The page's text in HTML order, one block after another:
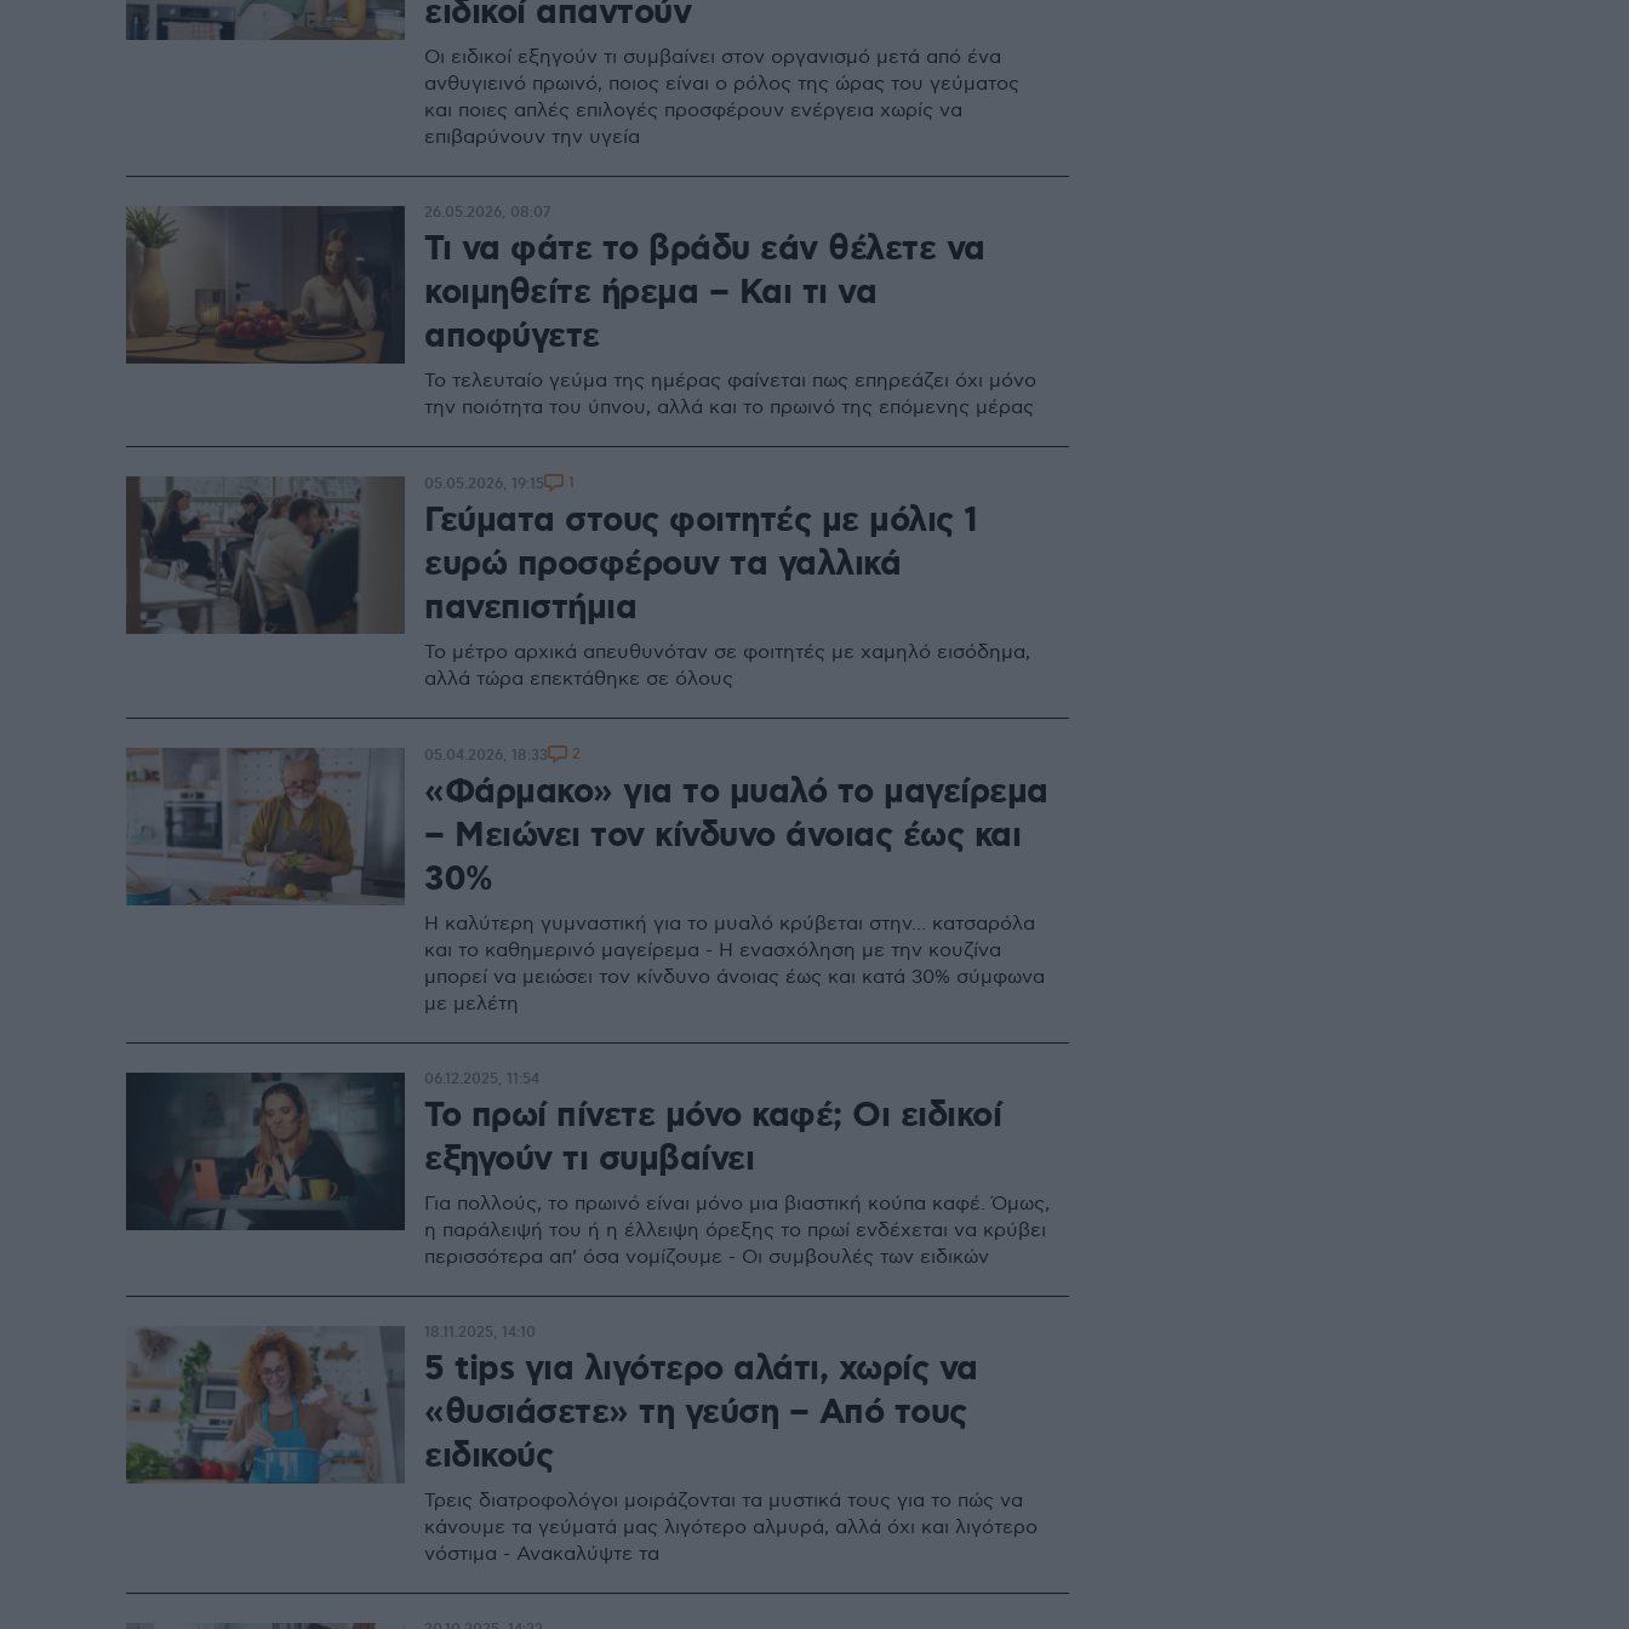
ειδικοί απαντούν
Οι ειδικοί εξηγούν τι συμβαίνει στον οργανισμό μετά από ένα
ανθυγιεινό πρωινό, ποιος είναι ο ρόλος της ώρας του γεύματος
και ποιες απλές επιλογές προσφέρουν ενέργεια χωρίς να
επιβαρύνουν την υγεία
Τι να φάτε το βράδυ εάν θέλετε να
κοιμηθείτε ήρεμα – Και τι να
αποφύγετε
Το τελευταίο γεύμα της ημέρας φαίνεται πως επηρεάζει όχι μόνο
την ποιότητα του ύπνου, αλλά και το πρωινό της επόμενης μέρας
26.05.2026, 08:07
Γεύματα στους φοιτητές με μόλις 1
ευρώ προσφέρουν τα γαλλικά
πανεπιστήμια
Το μέτρο αρχικά απευθυνόταν σε φοιτητές με χαμηλό εισόδημα,
αλλά τώρα επεκτάθηκε σε όλους
05.05.2026, 19:15 1
«Φάρμακο» για το μυαλό το μαγείρεμα
– Μειώνει τον κίνδυνο άνοιας έως και
30%
Η καλύτερη γυμναστική για το μυαλό κρύβεται στην... κατσαρόλα
και το καθημερινό μαγείρεμα - Η ενασχόληση με την κουζίνα
μπορεί να μειώσει τον κίνδυνο άνοιας έως και κατά 30% σύμφωνα
με μελέτη
05.04.2026, 18:33 2
Το πρωί πίνετε μόνο καφέ; Οι ειδικοί
εξηγούν τι συμβαίνει
Για πολλούς, το πρωινό είναι μόνο μια βιαστική κούπα καφέ. Όμως,
η παράλειψή του ή η έλλειψη όρεξης το πρωί ενδέχεται να κρύβει
περισσότερα απ’ όσα νομίζουμε - Οι συμβουλές των ειδικών
06.12.2025, 11:54
5 tips για λιγότερο αλάτι, χωρίς να
«θυσιάσετε» τη γεύση – Από τους
ειδικούς
Τρεις διατροφολόγοι μοιράζονται τα μυστικά τους για το πώς να
κάνουμε τα γεύματά μας λιγότερο αλμυρά, αλλά όχι και λιγότερο
νόστιμα - Ανακαλύψτε τα
18.11.2025, 14:10